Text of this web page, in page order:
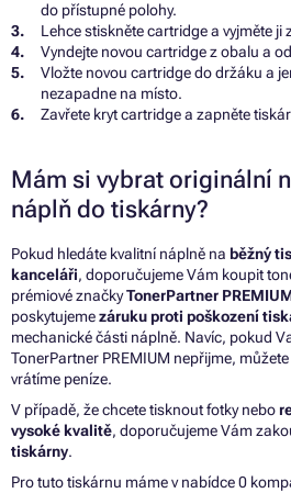
do přístupné polohy.
Lehce stiskněte cartridge a vyjměte ji
Vyndejte novou cartridge z obalu a
Vložte novou cartridge do držáku a
nezapadne na místo.
Zavřete kryt cartridge a zapněte
Mám si vybrat originální
náplň do tiskárny?
Pokud hledáte kvalitní náplně na běžný
kanceláři, doporučujeme Vám koupit
prémiové značkyTonerPartner
poskytujemezáruku proti poškození
mechanické části náplně. Navíc, pokud
TonerPartner PREMIUM nepřijme,
vrátíme peníze.
V případě, že chcete tisknout fotky nebo
vysoké kvalitě, doporučujeme Vám
tiskárny.
Pro tuto tiskárnu máme v nabídce 0